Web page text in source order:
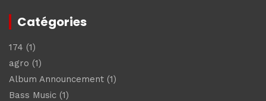
Catégories
174 (1)
agro (1)
Album Announcement (1)
Bass Music (1)